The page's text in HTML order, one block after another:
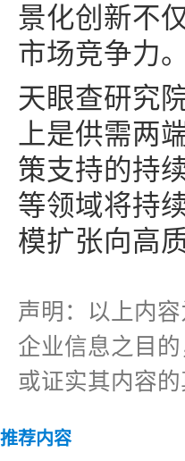
景化创新不
市场竞争力。
天眼查研究
上是供需两
策支持的持
等领域将持
模扩张向高
声明：以上内
企业信息之目
或证实其内容
推荐内容